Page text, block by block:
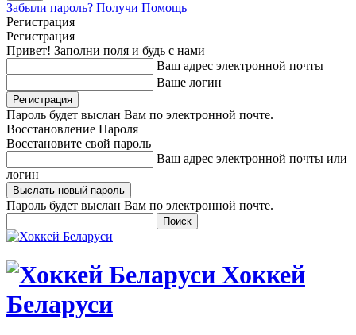
Забыли пароль? Получи Помощь
Регистрация
Регистрация
Привет! Заполни поля и будь с нами
Ваш адрес электронной почты
Ваше логин
Пароль будет выслан Вам по электронной почте.
Восстановление Пароля
Восстановите свой пароль
Ваш адрес электронной почты или
логин
Пароль будет выслан Вам по электронной почте.
Хоккей
Беларуси